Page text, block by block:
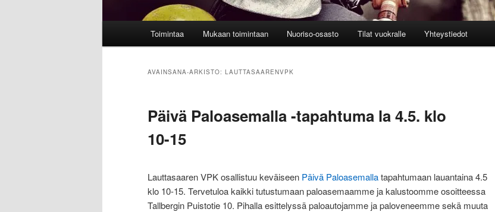
Toimintaa Mukaan toimintaan Nuoriso-osasto Tilat vuokralle Yhteystiedot
AVAINSANA-ARKISTO: LAUTTASAARENVPK
Päivä Paloasemalla -tapahtuma la 4.5. klo
10-15
Lauttasaaren VPK osallistuu keväiseen Päivä Paloasemallatapahtumaan lauantaina 4.5
klo 10-15. Tervetuloa kaikki tutustumaan paloasemaamme ja kalustoomme osoitteessa
Tallbergin Puistotie 10. Pihalla esittelyssä paloautojamme ja paloveneemme sekä muuta